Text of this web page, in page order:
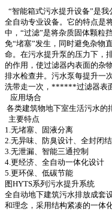
“智能箱式污水提升设备”是
全自动专业设备。它的特点是
中，“过滤”是将杂质固体颗粒
免“堵塞”发生，同时避免杂物
命。在污水提升泵的压力下，
的作用，使过滤器内表面的杂
排水检查井。污水泵每提升一
洗带走一次，******过滤器表
应用场合
各类建筑物地下室生活污水的
主要特点
1.无堵塞、固液分离
2.无异味、防臭设计、全封闭
3.无泄漏、智能三通控制
4.更经济、全自动一体化设计
5.更环保、低碳节能
图HYTS系列污水提升系统
全自动地下建筑污水排放成
和理念，采用结构紧凑的一体